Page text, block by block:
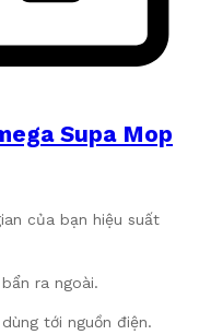
Supa Mop
của bạn hiệu suất
ra ngoài.
tới nguồn điện.